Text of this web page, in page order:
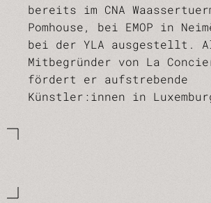
bereits im CNA
Pomhouse, bei EMOP in
bei der YLA ausgestellt.
Mitbegründer von La
fördert er aufstrebende
Künstler:innen in